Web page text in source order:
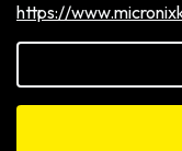
https://
Copyright 2026